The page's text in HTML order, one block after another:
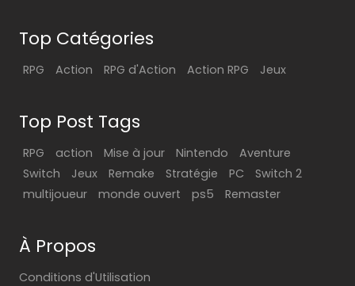
Top Catégories
RPG Action RPG d'Action Action RPG Jeux
Top Post Tags
RPG action Mise à jour Nintendo
Aventure
Switch
Jeux Remake Stratégie PC
Switch 2
multijoueur
monde ouvert ps5 Remaster
À Propos
Conditions d'Utilisation